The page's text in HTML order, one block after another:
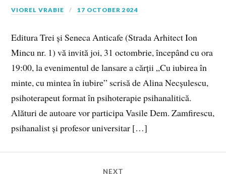
VIOREL VRABIE 17 OCTOBER 2024
Editura Trei și Seneca Anticafe (Strada Arhitect Ion
Mincu nr. 1) vă invită joi, 31 octombrie, începând cu ora
19:00, la evenimentul de lansare a cărții „Cu iubirea în
minte, cu mintea în iubire” scrisă de Alina Necșulescu,
psihoterapeut format în psihoterapie psihanalitică.
Alături de autoare vor participa Vasile Dem. Zamfirescu,
psihanalist și profesor universitar […]
NEXT